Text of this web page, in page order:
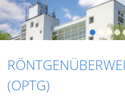
(OPTG)